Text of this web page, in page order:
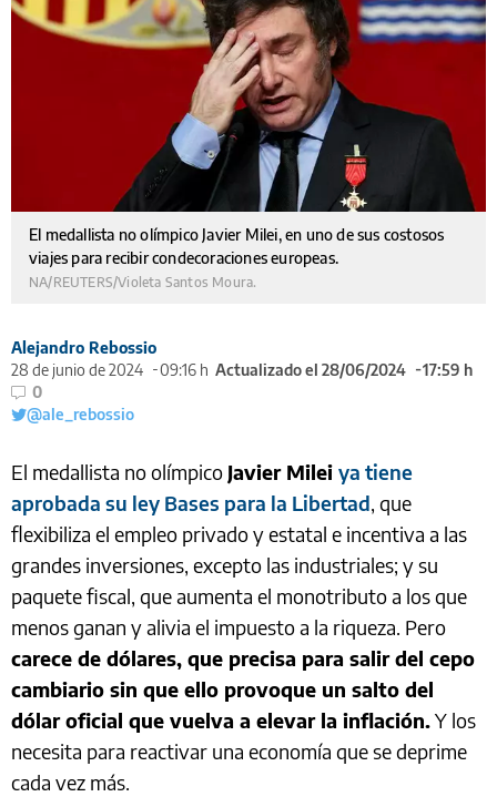
El medallista no olímpico Javier Milei, en uno de sus costosos
viajes para recibir condecoraciones europeas.
NA/REUTERS/Violeta Santos Moura.
Alejandro Rebossio
28 de junio de 2024
09:16 h Actualizado el 28/06/2024
17:59 h
0
@ale_rebossio
El medallista no olímpico Javier Milei ya tiene
aprobada su ley Bases para la Libertad, que
flexibiliza el empleo privado y estatal e incentiva a las
grandes inversiones, excepto las industriales; y su
paquete fiscal, que aumenta el monotributo a los que
menos ganan y alivia el impuesto a la riqueza. Pero
carece de dólares, que precisa para salir del cepo
cambiario sin que ello provoque un salto del
dólar oficial que vuelva a elevar la inflación.Y los
necesita para reactivar una economía que se deprime
cada vez más.